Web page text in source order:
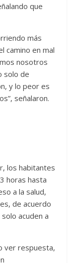
que
más
camino en mal
nosotros
solo de
y lo peor es
señalaron.
los habitantes
horas hasta
a la salud,
de acuerdo
acuden a
ver respuesta,